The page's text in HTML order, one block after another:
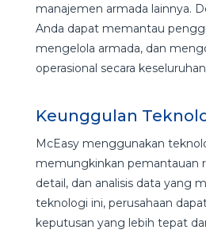
manajemen armada lainnya.
Anda dapat memantau
mengelola armada, dan
operasional secara
Keunggulan
McEasy menggunakan
memungkinkan pemantauan
detail, dan analisis data yang
teknologi ini, perusahaan
keputusan yang lebih tepat